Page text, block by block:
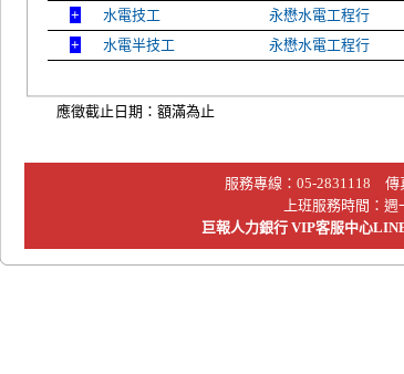
水電技工
永懋水電工程行
水電半技工
永懋水電工程行
應徵截止日期：額滿為止
服務專線： 05-2831118 傳
上班服務時間：
巨報人力銀行 VIP客服中心